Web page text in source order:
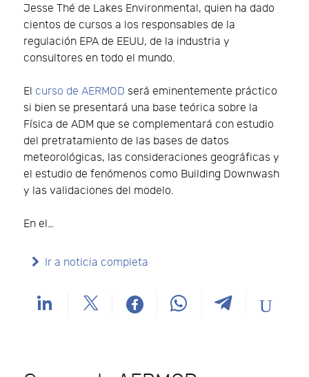
Jesse Thé de Lakes Environmental, quien ha dado
cientos de cursos a los responsables de la
regulación EPA de EEUU, de la industria y
consultores en todo el mundo.
El curso de AERMOD será eminentemente práctico
si bien se presentará una base teórica sobre la
Física de ADM que se complementará con estudio
del pretratamiento de las bases de datos
meteorológicas, las consideraciones geográficas y
el estudio de fenómenos como Building Downwash
y las validaciones del modelo.
En el…
Ir a noticia completa